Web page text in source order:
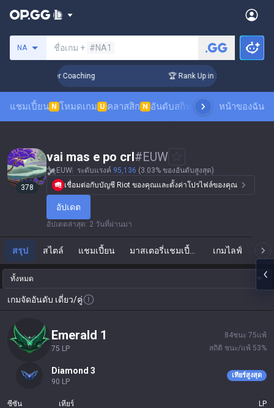
NA
ค้นหาซัมมอนเนอร์
ชื่อเกม + #NA1
Challenger Coaching 🏆 Rank Up in 3 Days!
แชมเปี้ยน N โหมดเกม U คลาสสิก N อันดับสกิน อันดับผู้เล่นดูเกมขอ
หน้าของฉัน
378
vai mas e po crl#EUW
EUW ระดับแรงค์ 95,136 (3.03% ของอันดับสูงสุด)
เชื่อมต่อกับบัญชี Riot ของคุณและตั้งค่าโปรไฟล์ของคุณ
อัปเดต
อัปเดตล่าสุด: 2 วันที่ผ่านมา
สรุป สไตล์ แชมเปี้ยน เกมไลฟ์
ทั้งหมด
เกมจัดอันดับ เดี่ยว/คู่
emerald 1
75 LP
84ชนะ 75แพ้
สถิติ ชนะ/แพ้ 53%
diamond 3
90 LP
เทียร์สูงสุด
ซีซัน เทียร์ LP